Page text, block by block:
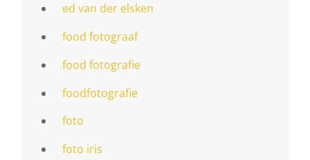
ed van der elsken
food fotograaf
food fotografie
foodfotografie
foto
foto iris